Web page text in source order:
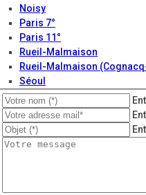
Noisy
Paris 7°
Paris 11°
Rueil-Malmaison
Rueil-Malmaison
Séoul